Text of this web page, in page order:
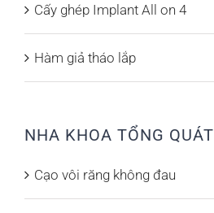
Cấy ghép Implant All on 4
Hàm giả tháo lắp
NHA KHOA TỔNG QUÁT
Cạo vôi răng không đau